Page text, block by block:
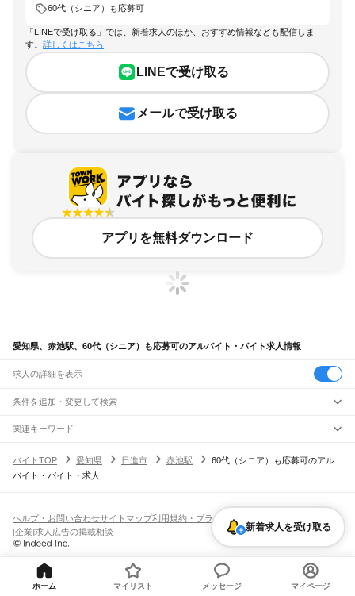
60代（シニア）も応募可
「LINEで受け取る」では、新着求人のほか、おすすめ情報なども配信しま
す。 詳しくはこちら
LINEで受け取る
メールで受け取る
アプリを無料ダウンロード
愛知県、赤池駅、60代（シニア）も応募可のアルバイト・バイト求人情報
求人の詳細を表示
条件を追加・変更して検索
市区町村を追加・変更
愛知県すべて
名古屋市 すべて
豊橋市岡崎市一宮市瀬戸市半田市春日井市豊川市津島市碧南市 刈谷市豊田市
安城市西尾市蒲郡市 小牧市 稲沢市
知多市知立市
北名古屋市
みよし市 愛知郡
海部郡
知多郡
北設楽郡
駅を追加・変更
JR飯田線(豊橋～天竜峡)
豊橋駅 船町駅 三河一宮駅長山駅江島駅東上駅
三河大野駅
三河槙原駅 三河川合駅池場駅
JR東海道本線(浜松～岐阜)
職種を追加・変更
飲食・フードサービスすべて
ホールスタッフキッチンスタッフ 精肉・鮮魚加工給食調理
パン屋（ベーカリー）
バー（BAR）・バーテンダー
営業・販売
営業・販売
人気
日払いOK高校生歓迎 髪型・髪色自由
勤務期間
短期単発・1日OK
期間限定（春夏冬休み等）
雇用形態を追加・変更
正社員
契約社員
都道府県を変更
関連キーワード
バイトTOP
愛知県 日進市 赤池駅
60代（シニア）も応募可のアル
バイト・バイト・求人
新着求人を受け取る
ヘルプ・お問い合わせサイトマップ利用規約・プライバシーポリシー
[企業]求人広告の掲載相談
ホーム マイリスト メッセージ マイページ